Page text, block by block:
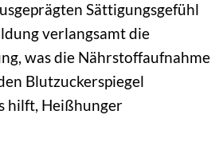
Sättigungsgefühl
verlangsamt die
was die Nährstoffaufnahme
Blutzuckerspiegel
hilft, Heißhunger